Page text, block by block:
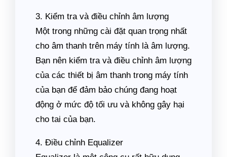
3. Kiểm tra và điều chỉnh âm lượng
Một trong những cài đặt quan trọng nhất
cho âm thanh trên máy tính là âm lượng.
Bạn nên kiểm tra và điều chỉnh âm lượng
của các thiết bị âm thanh trong máy tính
của bạn để đảm bảo chúng đang hoạt
động ở mức độ tối ưu và không gây hại
cho tai của bạn.
4. Điều chỉnh Equalizer